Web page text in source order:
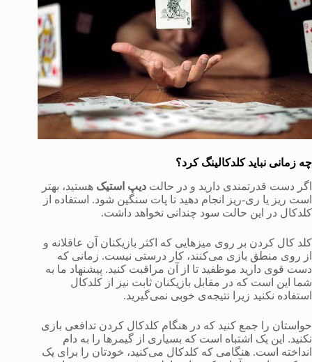
چه زمانی نباید کلدکالینگ کرد؟
اگر دست قدرتمندی دارید و در حالت دیپ استیک هستید، بهتر
است ریز یا ری-ریز انجام دهید تا پات سنگین شود. استفاده از
کلدکال در این حالت سود چندانی نخواهد داشت.
کلد کال کردن بر روی میزهایی که اکثر بازیکنان آن عاقلانه و
از روی منطق بازی می‌کنند، کار درستی نیست. زمانی که
دست قوی دارید موظفید تا از آن مراقبت کنید. پیشنهاد ما به
شما این است که در مقابل بازیکنان ثابت نیز از کلدکال
استفاده نکنید زیرا نتیجه‌ی خوبی نمی‌گیرید.
حواستان را جمع کنید که در هنگام کلدکال کردن تدافعی بازی
نکنید. این یک اشتباه است که بسیاری از گیمرها را به دام
انداخته است. هنگامی که کلدکال می‌کنید، خودتان را برای یک